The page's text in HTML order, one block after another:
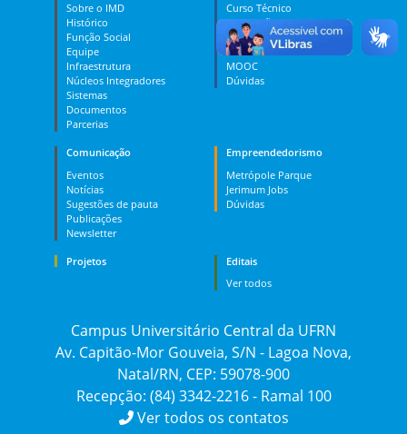
Sobre o IMD
Histórico
Função Social
Equipe
Infraestrutura
Núcleos Integradores
Sistemas
Documentos
Parcerias
Curso Técnico
Graduação
Pós-graduação
PES
MOOC
Dúvidas
Comunicação
Eventos
Notícias
Sugestões de pauta
Publicações
Newsletter
Empreendedorismo
Metrópole Parque
Jerimum Jobs
Dúvidas
Projetos
Editais
Ver todos
Campus Universitário Central da UFRN
Av. Capitão-Mor Gouveia, S/N - Lagoa Nova,
Natal/RN, CEP: 59078-900
Recepção: (84) 3342-2216 - Ramal 100
Ver todos os contatos